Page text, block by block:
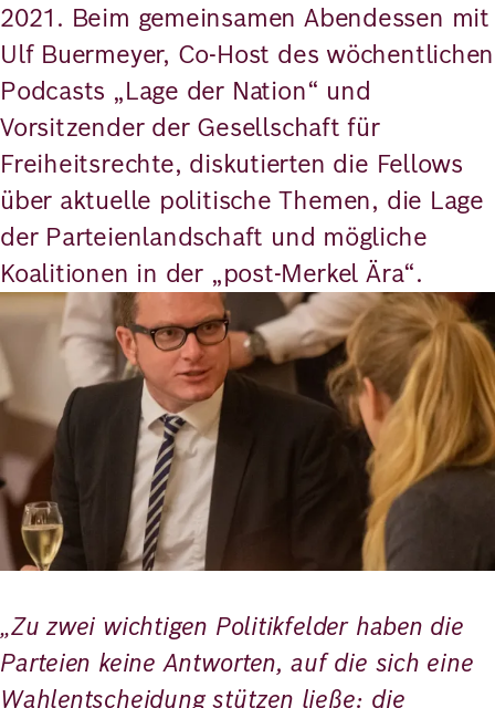
2021. Beim gemeinsamen Abendessen mit
Ulf Buermeyer, Co-Host des wöchentlichen
Podcasts „Lage der Nation“ und
Vorsitzender der Gesellschaft für
Freiheitsrechte, diskutierten die Fellows
über aktuelle politische Themen, die Lage
der Parteienlandschaft und mögliche
Koalitionen in der „post-Merkel Ära“.
Bild
„Zu zwei wichtigen Politikfelder haben die
Parteien keine Antworten, auf die sich eine
Wahlentscheidung stützen ließe: die